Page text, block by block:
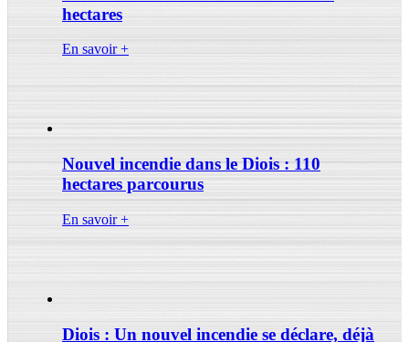
hectares
En savoir +
Nouvel incendie dans le Diois : 110
hectares parcourus
En savoir +
Diois : Un nouvel incendie se déclare, déjà